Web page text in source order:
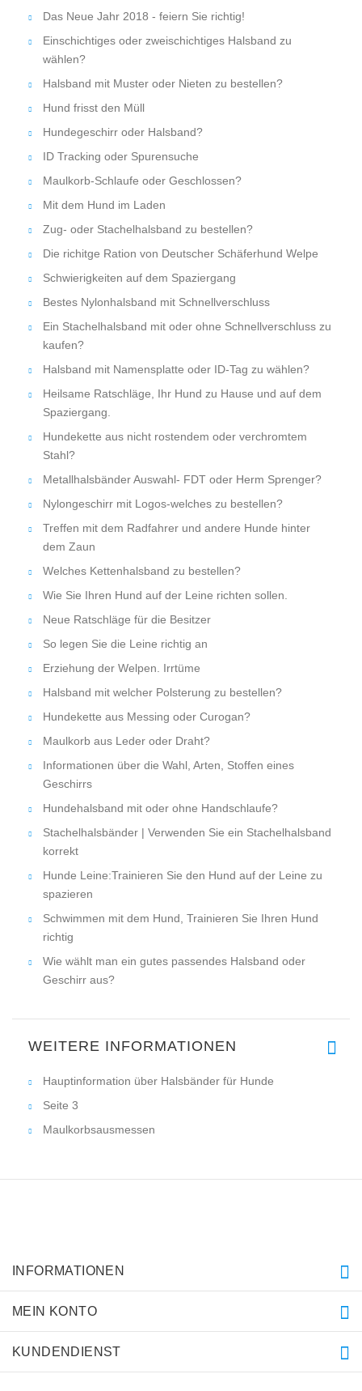
Das Neue Jahr 2018 - feiern Sie richtig!
Einschichtiges oder zweischichtiges Halsband zu
wählen?
Halsband mit Muster oder Nieten zu bestellen?
Hund frisst den Müll
Hundegeschirr oder Halsband?
ID Tracking oder Spurensuche
Maulkorb-Schlaufe oder Geschlossen?
Mit dem Hund im Laden
Zug- oder Stachelhalsband zu bestellen?
Die richitge Ration von Deutscher Schäferhund Welpe
Schwierigkeiten auf dem Spaziergang
Bestes Nylonhalsband mit Schnellverschluss
Ein Stachelhalsband mit oder ohne Schnellverschluss zu
kaufen?
Halsband mit Namensplatte oder ID-Tag zu wählen?
Heilsame Ratschläge, Ihr Hund zu Hause und auf dem
Spaziergang.
Hundekette aus nicht rostendem oder verchromtem
Stahl?
Metallhalsbänder Auswahl- FDT oder Herm Sprenger?
Nylongeschirr mit Logos-welches zu bestellen?
Treffen mit dem Radfahrer und andere Hunde hinter
dem Zaun
Welches Kettenhalsband zu bestellen?
Wie Sie Ihren Hund auf der Leine richten sollen.
Neue Ratschläge für die Besitzer
So legen Sie die Leine richtig an
Erziehung der Welpen. Irrtüme
Halsband mit welcher Polsterung zu bestellen?
Hundekette aus Messing oder Curogan?
Maulkorb aus Leder oder Draht?
Informationen über die Wahl, Arten, Stoffen eines
Geschirrs
Hundehalsband mit oder ohne Handschlaufe?
Stachelhalsbänder | Verwenden Sie ein Stachelhalsband
korrekt
Hunde Leine:Trainieren Sie den Hund auf der Leine zu
spazieren
Schwimmen mit dem Hund, Trainieren Sie Ihren Hund
richtig
Wie wählt man ein gutes passendes Halsband oder
Geschirr aus?
WEITERE INFORMATIONEN
Hauptinformation über Halsbänder für Hunde
Seite 3
Maulkorbsausmessen
INFORMATIONEN
MEIN KONTO
KUNDENDIENST